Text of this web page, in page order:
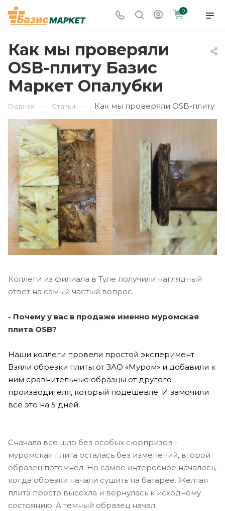
0
Как мы проверяли
OSB-плиту Базис
Маркет Опалубки
Главная — Статьи — Как мы проверяли OSB-плиту
Коллеги из филиала в Туле получили наглядный
ответ на самый частый вопрос:
- Почему у вас в продаже именно муромская
плита OSB?
Наши коллеги провели простой эксперимент.
Взяли обрезки плиты от ЗАО «Муром» и добавили к
ним сравнительные образцы от другого
производителя, который подешевле. И замочили
все это на 5 дней.
Сначала все шло без особых сюрпризов -
муромская плита осталась без изменений, второй
образец потемнел. Но самое интересное началось,
когда обрезки начали сушить на батарее. Желтая
плита просто высохла и вернулась к исходному
состоянию. А темный образец начал